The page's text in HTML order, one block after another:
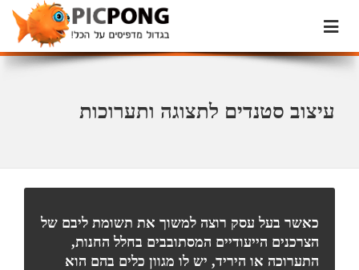
עיצוב סטנדים לתצוגה ותערוכות
כאשר בעל עסק רוצה למשוך את תשומת ליבם של
הצרכנים הייעודיים המסתובבים בחלל החנות,
התערוכה או היריד, יש לו מגוון כלים בהם הוא